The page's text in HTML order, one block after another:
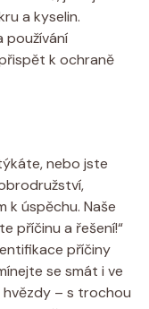
a kyselin.
používání
k ochraně
nebo jste
k úspěchu. Naše
příčinu a řešení!“
příčiny
se smát i ve
hvězdy – s trochou